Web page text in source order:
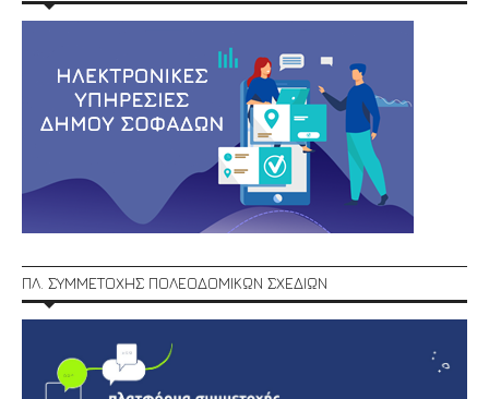
ΠΛ. ΣΥΜΜΕΤΟΧΗΣ ΠΟΛΕΟΔΟΜΙΚΩΝ ΣΧΕΔΙΩΝ